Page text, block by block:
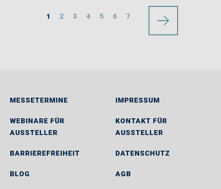
1 2 3 4 5 6 7
MESSETERMINE
WEBINARE FÜR
AUSSTELLER
BARRIEREFREIHEIT
BLOG
IMPRESSUM
KONTAKT FÜR
AUSSTELLER
DATENSCHUTZ
AGB